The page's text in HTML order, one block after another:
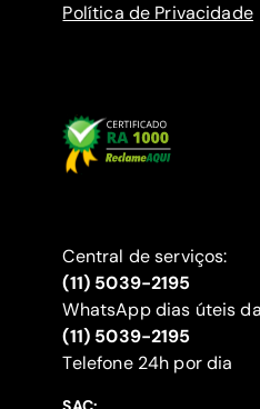
Política de Privacidade
Central de serviços:
(11) 5039-2195
WhatsApp dias úteis
(11) 5039-2195
‍Telefone 24h por dia